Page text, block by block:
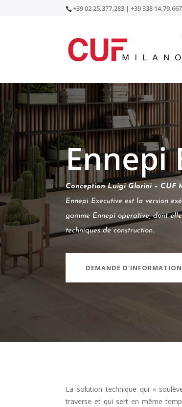
+39 02 25.377.283 | +39 338 14.79.667
Ennepi
Conception Luigi Glorini – CUF
Ennepi Executive est la version
gamme Ennepi operative, dont
techniques de construction.
DEMANDE
La solution technique qui «
traverse et qui sert en même